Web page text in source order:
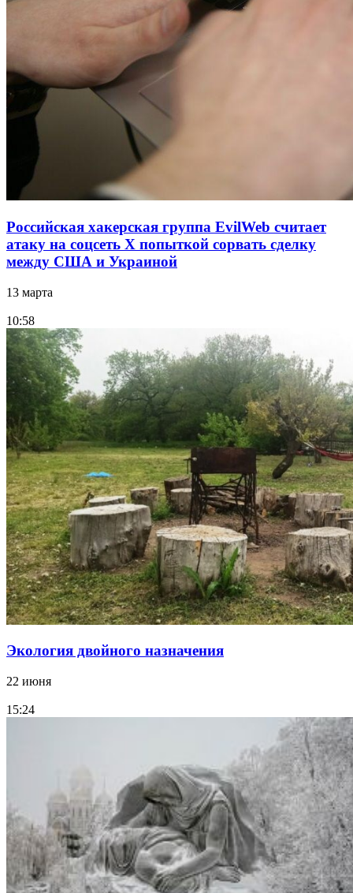
Российская хакерская группа EvilWeb считает
атаку на соцсеть Х попыткой сорвать сделку
между США и Украиной
13 марта
10:58
Экология двойного назначения
22 июня
15:24